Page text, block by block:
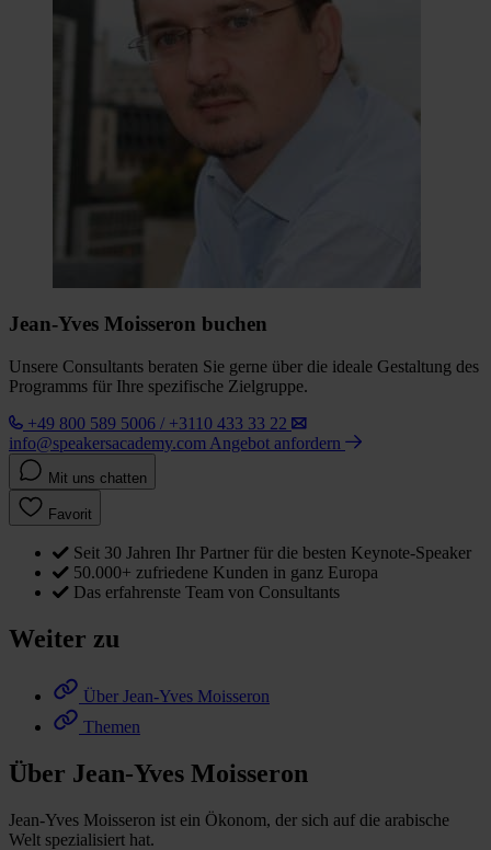
Jean-Yves Moisseron buchen
Unsere Consultants beraten Sie gerne über die ideale Gestaltung des
Programms für Ihre spezifische Zielgruppe.
+49 800 589 5006 / +3110 433 33 22
info@speakersacademy.com Angebot anfordern
Mit uns chatten
Favorit
Seit 30 Jahren Ihr Partner für die besten Keynote-Speaker
50.000+ zufriedene Kunden in ganz Europa
Das erfahrenste Team von Consultants
Weiter zu
Über Jean-Yves Moisseron
Themen
Über Jean-Yves Moisseron
Jean-Yves Moisseron ist ein Ökonom, der sich auf die arabische
Welt spezialisiert hat.